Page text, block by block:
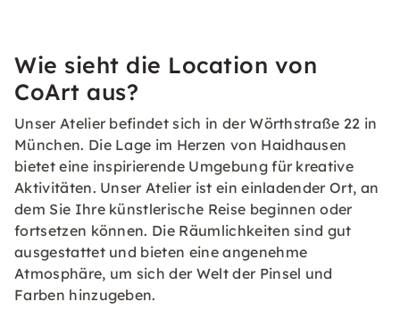
Wie sieht die Location von
CoArt aus?
Unser Atelier befindet sich in der Wörthstraße 22 in
München. Die Lage im Herzen von Haidhausen
bietet eine inspirierende Umgebung für kreative
Aktivitäten. Unser Atelier ist ein einladender Ort, an
dem Sie Ihre künstlerische Reise beginnen oder
fortsetzen können. Die Räumlichkeiten sind gut
ausgestattet und bieten eine angenehme
Atmosphäre, um sich der Welt der Pinsel und
Farben hinzugeben.